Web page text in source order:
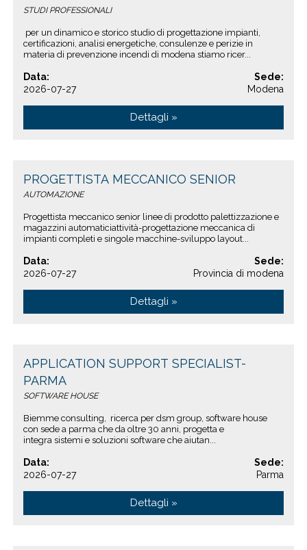
STUDI PROFESSIONALI
per un dinamico e storico studio di progettazione impianti,
certificazioni, analisi energetiche, consulenze e perizie in
materia di prevenzione incendi di modena stiamo ricer...
Data:
2026-07-27
Sede:
Modena
Dettagli »
PROGETTISTA MECCANICO SENIOR
AUTOMAZIONE
Progettista meccanico senior linee di prodotto palettizzazione e
magazzini automaticiattività-progettazione meccanica di
impianti completi e singole macchine-sviluppo layout...
Data:
2026-07-27
Sede:
Provincia di modena
Dettagli »
APPLICATION SUPPORT SPECIALIST-
PARMA
SOFTWARE HOUSE
Biemme consulting, ricerca per dsm group, software house
con sede a parma che da oltre 30 anni, progetta e
integra sistemi e soluzioni software che aiutan...
Data:
2026-07-27
Sede:
Parma
Dettagli »